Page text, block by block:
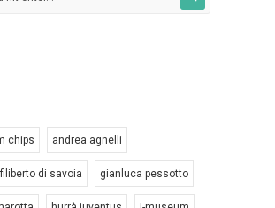
chips andrea agnelli
di savoia gianluca pessotto